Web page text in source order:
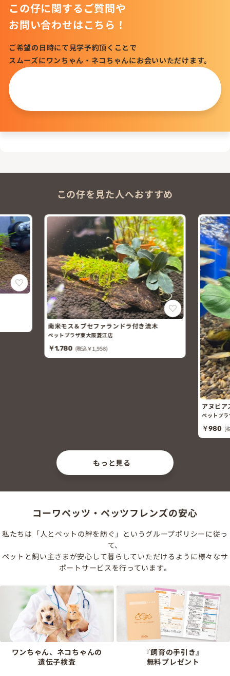
この仔に関するご質問や
お問い合わせはこちら！
ご希望の日時にて見学予約頂くことで
スムーズにワンちゃん・ネコちゃんにお会いいただけます。
この仔を見た人へおすすめ
南米モス＆ブセファランドラ付き流木
ペットプラザ東大阪菱江店
￥1,780 (税込￥1,958)
アヌビア
ペットプ
￥980 (
もっと見る
コーワペッツ・ペッツフレンズの安心
私たちは「人とペットの絆を紡ぐ」というグループポリシーに従っ
て、
ペットと飼い主さまが安心して暮らしていただけるように様々なサ
ポートサービスを行っています。
ワンちゃん、ネコちゃんの
遺伝子検査
『飼育の手引き』
無料プレゼント